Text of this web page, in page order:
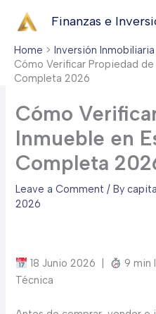
Finanzas e
Home
Inversión Inmobiliaria
Cómo Verificar Propiedad de
Completa 2026
Cómo
Inmueble en
Completa
Leave a Comment / By
2026
18 Junio 2026 9 min
Técnica